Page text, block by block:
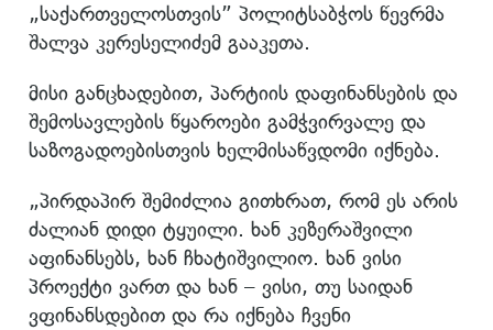
„საქართველოსთვის” პოლიტსაბჭოს წევრმა
შალვა კერესელიძემ გააკეთა.
მისი განცხადებით, პარტიის დაფინანსების და
შემოსავლების წყაროები გამჭვირვალე და
საზოგადოებისთვის ხელმისაწვდომი იქნება.
„პირდაპირ შემიძლია გითხრათ, რომ ეს არის
ძალიან დიდი ტყუილი. ხან კეზერაშვილი
აფინანსებს, ხან ჩხატიშვილიო. ხან ვისი
პროექტი ვართ და ხან – ვისი, თუ საიდან
ვფინანსდებით და რა იქნება ჩვენი